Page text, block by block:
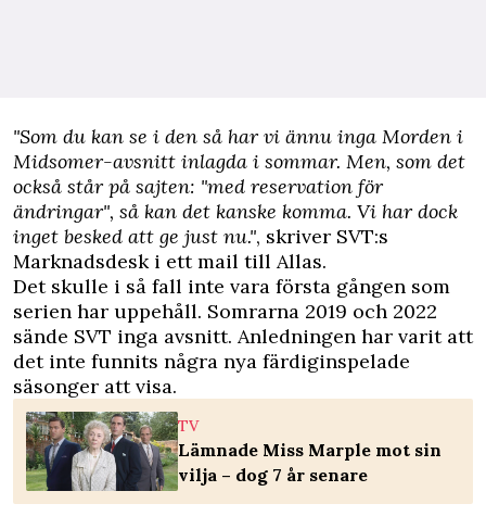
"Som du kan se i den så har vi ännu inga Morden i
Midsomer-avsnitt inlagda i sommar. Men, som det
också står på sajten: "med reservation för
ändringar", så kan det kanske komma. Vi har dock
inget besked att ge just nu.", skriver SVT:s
Marknadsdesk i ett mail till Allas.
Det skulle i så fall inte vara första gången som
serien har uppehåll. Somrarna 2019 och 2022
sände SVT inga avsnitt. Anledningen har varit att
det inte funnits några nya färdiginspelade
säsonger att visa.
TV
Lämnade Miss Marple mot sin
vilja – dog 7 år senare